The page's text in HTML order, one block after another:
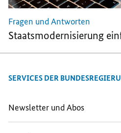
Fragen und Antworten
Staatsmodernisierung
SERVICES DER
Newsletter und Abos